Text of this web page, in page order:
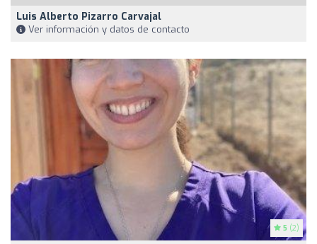
Luis Alberto Pizarro Carvajal
Ver información y datos de contacto
5 (2)